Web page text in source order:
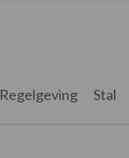
Regelgeving Stal